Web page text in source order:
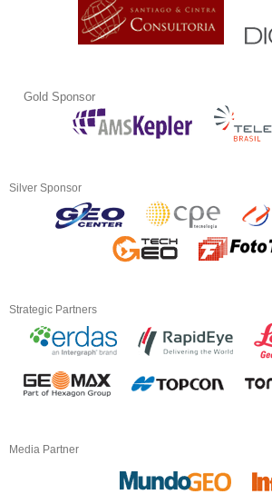
Gold Sponsor
Silver Sponsor
Strategic Partners
Media Partner